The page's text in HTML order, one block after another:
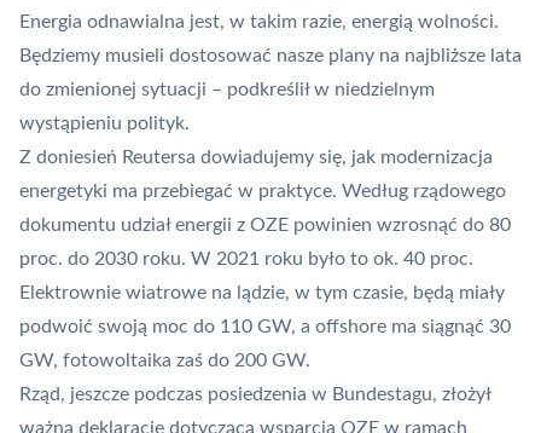
Energia odnawialna jest, w takim razie, energią wolności.
Będziemy musieli dostosować nasze plany na najbliższe lata
do zmienionej sytuacji – podkreślił w niedzielnym
wystąpieniu polityk.
Z doniesień Reutersa dowiadujemy się, jak modernizacja
energetyki ma przebiegać w praktyce. Według rządowego
dokumentu udział energii z OZE powinien wzrosnąć do 80
proc. do 2030 roku. W 2021 roku było to ok. 40 proc.
Elektrownie wiatrowe na lądzie, w tym czasie, będą miały
podwoić swoją moc do 110 GW, a offshore ma siągnąć 30
GW, fotowoltaika zaś do 200 GW.
Rząd, jeszcze podczas posiedzenia w Bundestagu, złożył
ważną deklarację dotyczącą wsparcia OZE w ramach